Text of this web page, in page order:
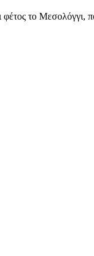
φέτος το Μεσολόγγι,